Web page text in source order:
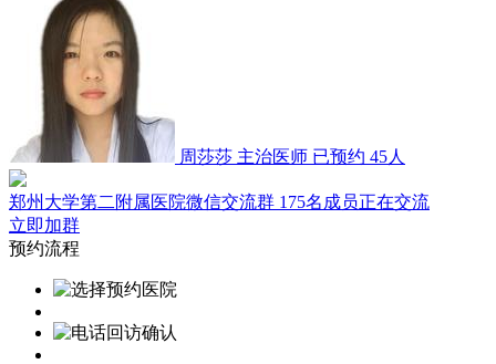
周莎莎 主治医师 已预约 45人
郑州大学第二附属医院微信交流群 175名成员正在交流
立即加群
预约流程